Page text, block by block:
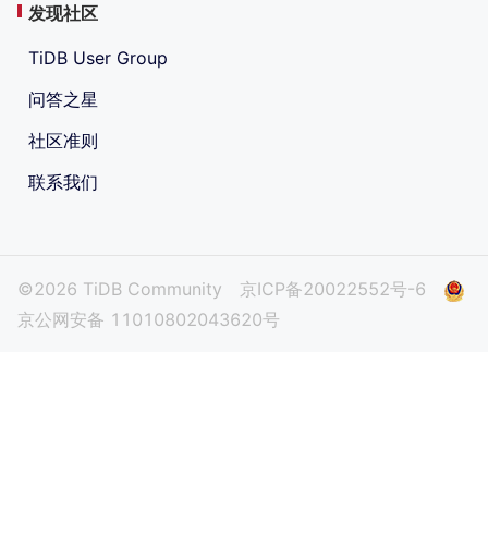
发现社区
TiDB User Group
问答之星
社区准则
联系我们
©2026 TiDB Community
京ICP备20022552号-6
京公网安备 11010802043620号